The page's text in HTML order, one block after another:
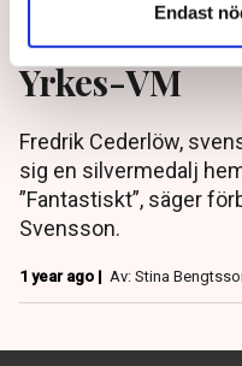
Endast
Silversuccé
Yrkes-VM
Fredrik Cederlöw,
sig en silvermedalj
”Fantastiskt”, säger
Svensson.
1 year ago | Av: Stina